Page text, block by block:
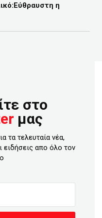
η
στο
μας
τα τελευταία νέα,
ειδήσεις απο όλο τον